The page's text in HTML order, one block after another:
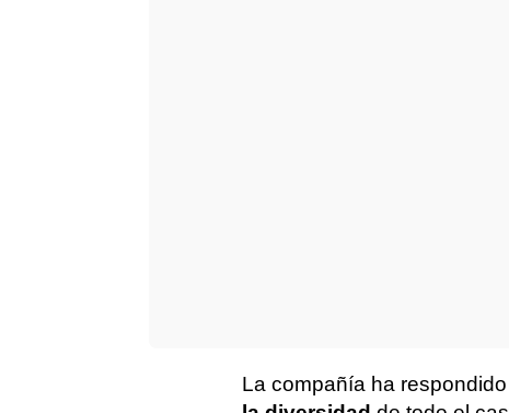
La compañía ha